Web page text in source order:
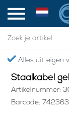
Alles uit eigen
Home > Staalkabel gebundeld Rvs
Staalkabel
Artikelnummer:
Barcode: